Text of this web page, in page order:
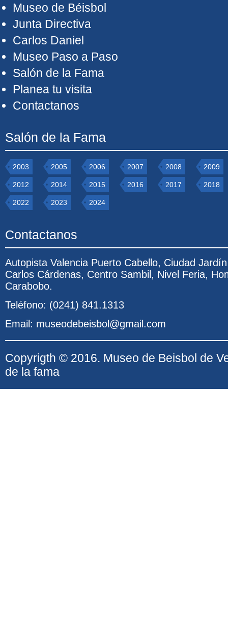
Museo de Béisbol
Junta Directiva
Carlos Daniel
Museo Paso a Paso
Salón de la Fama
Planea tu visita
Contactanos
Salón de la Fama
2003 2005 2006 2007 2008 2009
2012 2014 2015 2016 2017 2018
2022 2023 2024
Contactanos
Autopista Valencia Puerto Cabello, Ciudad
Carlos Cárdenas, Centro Sambil, Nivel Feria,
Carabobo.
Teléfono: (0241) 841.1313
Email: museodebeisbol@gmail.com
Copyrigth © 2016. Museo de Beisbol de
de la fama